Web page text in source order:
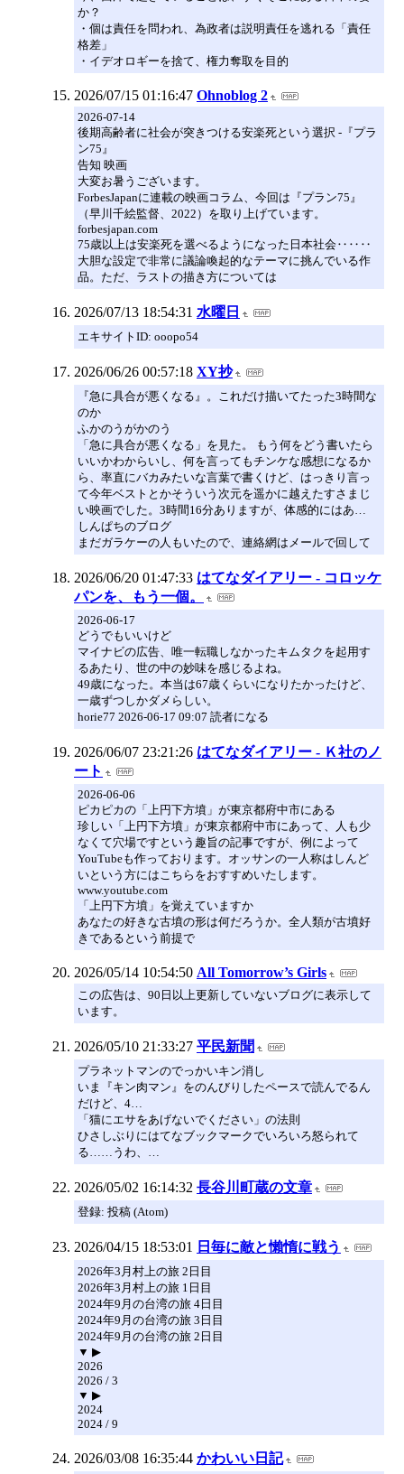
か？
・個は責任を問われ、為政者は説明責任を逃れる「責任
格差」
・イデオロギーを捨て、権力奪取を目的
2026/07/15 01:16:47 Ohnoblog 2
2026-07-14
後期高齢者に社会が突きつける安楽死という選択 -『プラ
ン75』
告知 映画
大変お暑うございます。
ForbesJapanに連載の映画コラム、今回は『プラン75』
（早川千絵監督、2022）を取り上げています。
forbesjapan.com
75歳以上は安楽死を選べるようになった日本社会‥‥‥
大胆な設定で非常に議論喚起的なテーマに挑んでいる作
品。ただ、ラストの描き方については
2026/07/13 18:54:31 水曜日
エキサイトID: ooopo54
2026/06/26 00:57:18 XY抄
『急に具合が悪くなる』。これだけ描いてたった3時間な
のか
ふかのうがかのう
「急に具合が悪くなる」を見た。 もう何をどう書いたら
いいかわからいし、何を言ってもチンケな感想になるか
ら、率直にバカみたいな言葉で書くけど、はっきり言っ
て今年ベストとかそういう次元を遥かに越えたすさまじ
い映画でした。3時間16分ありますが、体感的にはあ…
しんぱちのブログ
まだガラケーの人もいたので、連絡網はメールで回して
2026/06/20 01:47:33 はてなダイアリー - コロッケ
パンを、もう一個。
2026-06-17
どうでもいいけど
マイナビの広告、唯一転職しなかったキムタクを起用す
るあたり、世の中の妙味を感じるよね。
49歳になった。本当は67歳くらいになりたかったけど、
一歳ずつしかダメらしい。
horie77 2026-06-17 09:07 読者になる
2026/06/07 23:21:26 はてなダイアリー - Ｋ社のノ
ート
2026-06-06
ピカピカの「上円下方墳」が東京都府中市にある
珍しい「上円下方墳」が東京都府中市にあって、人も少
なくて穴場ですという趣旨の記事ですが、例によって
YouTubeも作っております。オッサンの一人称はしんど
いという方にはこちらをおすすめいたします。
www.youtube.com
「上円下方墳」を覚えていますか
あなたの好きな古墳の形は何だろうか。全人類が古墳好
きであるという前提で
2026/05/14 10:54:50 All Tomorrow’s Girls
この広告は、90日以上更新していないブログに表示して
います。
2026/05/10 21:33:27 平民新聞
プラネットマンのでっかいキン消し
いま『キン肉マン』をのんびりしたペースで読んでるん
だけど、4…
「猫にエサをあげないでください」の法則
ひさしぶりにはてなブックマークでいろいろ怒られて
る……うわ、…
2026/05/02 16:14:32 長谷川町蔵の文章
登録: 投稿 (Atom)
2026/04/15 18:53:01 日毎に敵と懶惰に戦う
2026年3月村上の旅 2日目
2026年3月村上の旅 1日目
2024年9月の台湾の旅 4日目
2024年9月の台湾の旅 3日目
2024年9月の台湾の旅 2日目
▼ ▶
2026
2026 / 3
▼ ▶
2024
2024 / 9
2026/03/08 16:35:44 かわいい日記